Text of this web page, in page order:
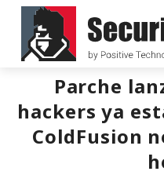
Parche
hackers ya
ColdFusion